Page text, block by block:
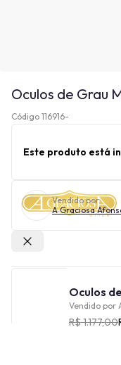
Oculos de Grau
Código 116916-
Este produto está
Vendido por
A Graciosa
Vendido por
R$ 1.177,00